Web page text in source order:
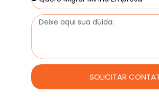
SOLICITAR